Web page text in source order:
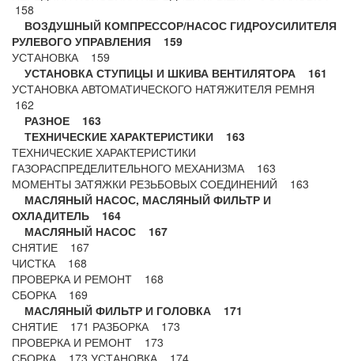
158
ВОЗДУШНЫЙ КОМПРЕССОР/НАСОС ГИДРОУСИЛИТЕЛЯ
РУЛЕВОГО УПРАВЛЕНИЯ 159
УСТАНОВКА 159
УСТАНОВКА СТУПИЦЫ И ШКИВА ВЕНТИЛЯТОРА 161
УСТАНОВКА АВТОМАТИЧЕСКОГО НАТЯЖИТЕЛЯ РЕМНЯ
162
РАЗНОЕ 163
ТЕХНИЧЕСКИЕ ХАРАКТЕРИСТИКИ 163
ТЕХНИЧЕСКИЕ ХАРАКТЕРИСТИКИ
ГАЗОРАСПРЕДЕЛИТЕЛЬНОГО МЕХАНИЗМА 163
МОМЕНТЫ ЗАТЯЖКИ РЕЗЬБОВЫХ СОЕДИНЕНИЙ 163
МАСЛЯНЫЙ НАСОС, МАСЛЯНЫЙ ФИЛЬТР И
ОХЛАДИТЕЛЬ 164
МАСЛЯНЫЙ НАСОС 167
СНЯТИЕ 167
ЧИСТКА 168
ПРОВЕРКА И РЕМОНТ 168
СБОРКА 169
МАСЛЯНЫЙ ФИЛЬТР И ГОЛОВКА 171
СНЯТИЕ 171 РАЗБОРКА 173
ПРОВЕРКА И РЕМОНТ 173
СБОРКА 173 УСТАНОВКА 174